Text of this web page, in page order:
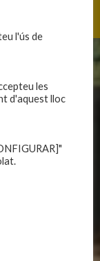
masculí
l'ús de
les
d'aquest lloc